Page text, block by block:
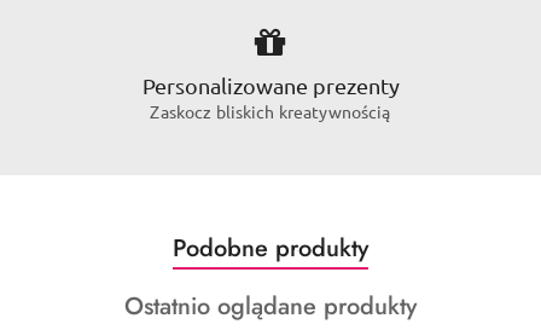
Personalizowane prezenty
Zaskocz bliskich kreatywnością
Pomiń karuzelę produktów
Produkty
o
statusie:
Podobne produkty
Produkty
Ostatnio oglądane produkty